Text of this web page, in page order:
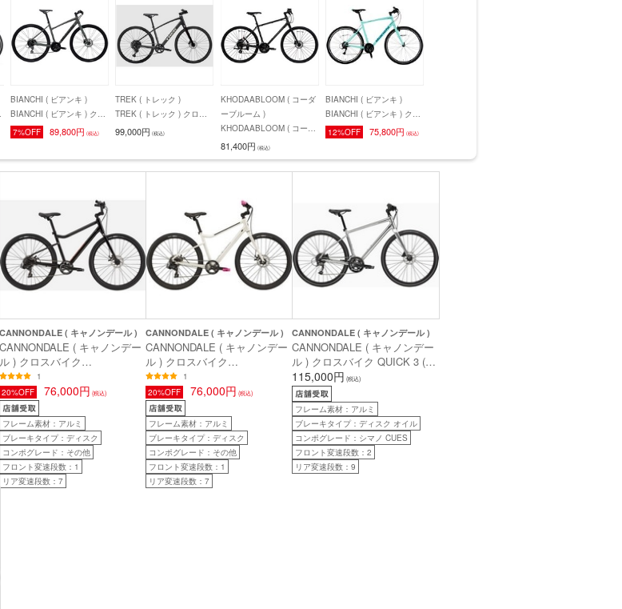
BIANCHI ( ビアンキ )
BIANCHI ( ビアンキ ) クロ
スバイク C SPORT2 DISC
ロックサンド/ブラックマッ
ト/グロッシー 43 ( 身長目
7%OFF 89,800円 (税込)
TREK ( トレック )
TREK ( トレック ) クロス
バイク FX 2 STEPOVER
レー M ( 身長目安170cm前
後 )
99,000円 (税込)
KHODAABLOOM ( コーダ
ーブルーム )
KHODAABLOOM ( コーダ
ーブルーム ) クロスバイク
RAIL DISC ( レイル ディス
ク ) マットブラック
81,400円 (税込)
BIANCHI ( ビアンキ )
BIANCHI ( ビアンキ ) クロ
スバイク C SPORT1 ( C ス
クターコイズフルグロッシ
ー 51 ( 身長目安175cm前
12%OFF 75,800円 (税込)
CANNONDALE ( キャノンデール )
CANNONDALE ( キャノンデー
ル ) クロスバイク
TREADWELL 3 ( トレッドウェ
ル 3 ) ブラック MD ( 適正身長
160-180cm前後 )
1
20%OFF
76,000円 (税込)
フレーム素材：アルミ
ブレーキタイプ：ディスク
コンポグレード：その他
フロント変速段数：1
リア変速段数：7
CANNONDALE ( キャノンデール )
CANNONDALE ( キャノンデー
ル ) クロスバイク
TREADWELL 3 ( トレッドウェ
ル 3 ) イリディセント MD ( 適
正身長160-180cm前後 )
1
20%OFF
76,000円 (税込)
フレーム素材：アルミ
ブレーキタイプ：ディスク
コンポグレード：その他
フロント変速段数：1
リア変速段数：7
CANNONDALE ( キャノンデール )
CANNONDALE ( キャノンデー
ル ) クロスバイク QUICK 3 (
クイック 3 ) CUES 2x9 仕様 マ
ーキュリー MD ( 適正身長165-
175cm前後 )
115,000円 (税込)
フレーム素材：アルミ
ブレーキタイプ：ディスク オイル
コンポグレード：シマノ CUES
フロント変速段数：2
リア変速段数：9